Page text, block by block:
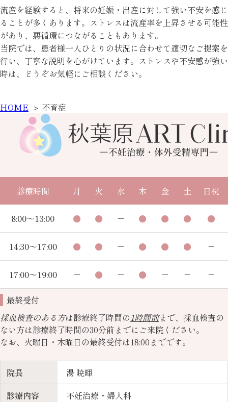
流産を経験すると、将来の妊娠・出産に対して強い不安を感じ
ることが多くあります。ストレスは流産率を上昇させる可能性
があり、悪循環につながることもあります。
当院では、患者様一人ひとりの状況に合わせて適切なご提案を
行い、丁寧な説明を心がけています。ストレスや不安感が強い
時は、どうぞお気軽にご相談ください。
HOME 不育症
診療時間 月 火 水 木 金 土 日祝
8:00～13:00 ● ● － ● ● ● ●
14:30～17:00 ● ● － ● ● ● －
17:00～19:00 － ● － ● － － －
最終受付
採血検査のある方は診療終了時間の 1時間前まで、採血検査の
ない方は診療終了時間の30分前までにご来院ください。
なお、火曜日・木曜日の最終受付は18:00までです。
院長
湯 暁暉
診療内容
不妊治療・婦人科